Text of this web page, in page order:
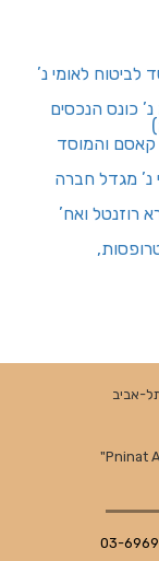
אביב) 168902-09 המוסד לביטוח לאומי נ’
בע”מ נ’ כונס הנכסים
כפר קאסם והמוסד
לאומי נ’ מגדל חברה
אילון" | רח' יגאל אלון 157 | תל-אביב
"Pninat
03-